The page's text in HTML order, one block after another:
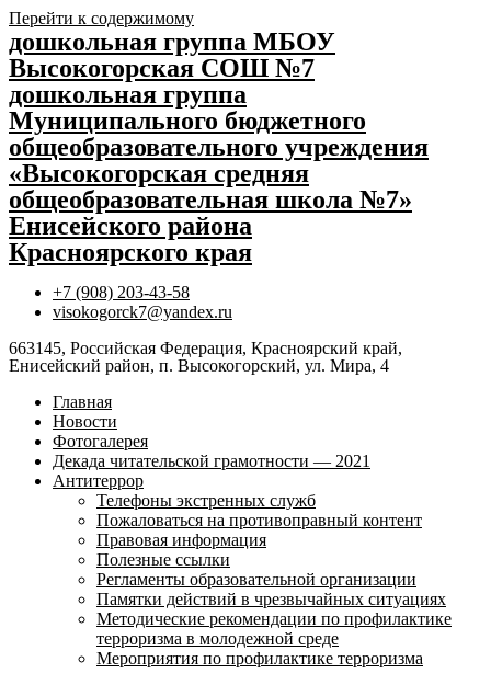
Перейти к содержимому
дошкольная группа МБОУ
Высокогорская СОШ №7
дошкольная группа
Муниципального бюджетного
общеобразовательного учреждения
«Высокогорская средняя
общеобразовательная школа №7»
Енисейского района
Красноярского края
+7 (908) 203-43-58
visokogorck7@yandex.ru
663145, Российская Федерация, Красноярский край,
Енисейский район, п. Высокогорский, ул. Мира, 4
Главная
Новости
Фотогалерея
Декада читательской грамотности — 2021
Антитеррор
Телефоны экстренных служб
Пожаловаться на противоправный контент
Правовая информация
Полезные ссылки
Регламенты образовательной организации
Памятки действий в чрезвычайных ситуациях
Методические рекомендации по профилактике
терроризма в молодежной среде
Мероприятия по профилактике терроризма